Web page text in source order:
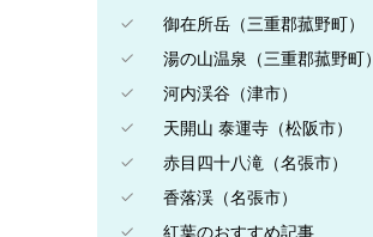
御在所岳（三重郡菰野町）
湯の山温泉（三重郡菰野町）
河内渓谷（津市）
天開山 泰運寺（松阪市）
赤目四十八滝（名張市）
香落渓（名張市）
紅葉のおすすめ記事